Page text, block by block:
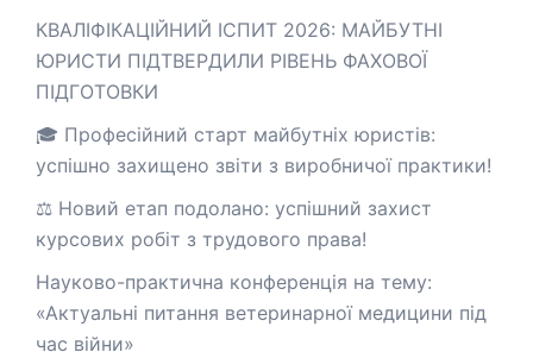
КВАЛІФІКАЦІЙНИЙ ІСПИТ 2026: МАЙБУТНІ
ЮРИСТИ ПІДТВЕРДИЛИ РІВЕНЬ ФАХОВОЇ
ПІДГОТОВКИ
🎓 Професійний старт майбутніх юристів:
успішно захищено звіти з виробничої практики!
⚖️ Новий етап подолано: успішний захист
курсових робіт з трудового права!
Науково-практична конференція на тему:
«Актуальні питання ветеринарної медицини під
час війни»